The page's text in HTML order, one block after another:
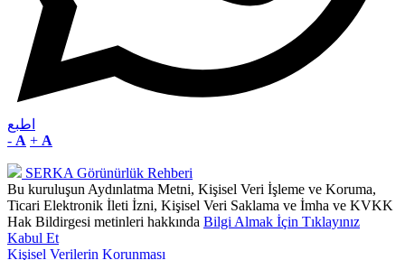
اطبع
- A + A
SERKA Görünürlük Rehberi
Bu kuruluşun Aydınlatma Metni, Kişisel Veri İşleme ve Koruma,
Ticari Elektronik İleti İzni, Kişisel Veri Saklama ve İmha ve KVKK
Hak Bildirgesi metinleri hakkında Bilgi Almak İçin Tıklayınız
Kabul Et
Kişisel Verilerin Korunması